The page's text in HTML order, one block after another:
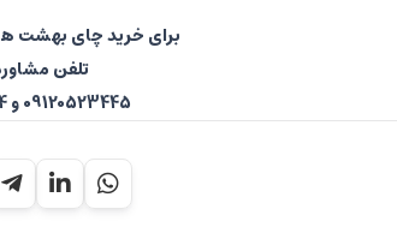
برای خرید چای بهشت
تلفن
09120523445 و 02537704344